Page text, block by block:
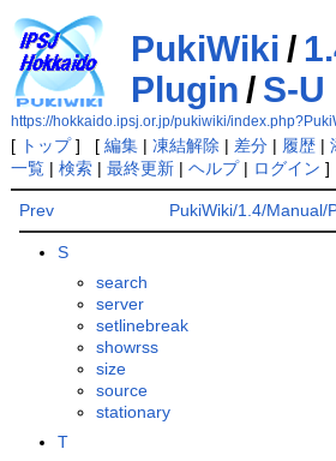
PukiWiki /
Plugin / S-U
https://hokkaido.ipsj.or.jp/pukiwiki/
[ トップ] [ 編集| 凍結解除 | 差分| 履歴|
一覧| 検索| 最終更新| ヘルプ| ログイン ]
Prev PukiWiki/1.4/Manual/
S
search
server
setlinebreak
showrss
size
source
stationary
T